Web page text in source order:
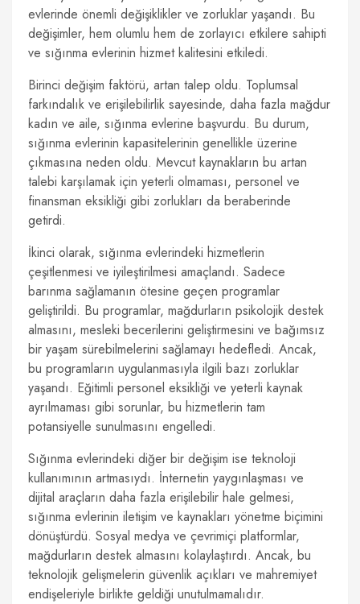
evlerinde önemli değişiklikler ve zorluklar yaşandı. Bu
değişimler, hem olumlu hem de zorlayıcı etkilere sahipti
ve sığınma evlerinin hizmet kalitesini etkiledi.
Birinci değişim faktörü, artan talep oldu. Toplumsal
farkındalık ve erişilebilirlik sayesinde, daha fazla mağdur
kadın ve aile, sığınma evlerine başvurdu. Bu durum,
sığınma evlerinin kapasitelerinin genellikle üzerine
çıkmasına neden oldu. Mevcut kaynakların bu artan
talebi karşılamak için yeterli olmaması, personel ve
finansman eksikliği gibi zorlukları da beraberinde
getirdi.
İkinci olarak, sığınma evlerindeki hizmetlerin
çeşitlenmesi ve iyileştirilmesi amaçlandı. Sadece
barınma sağlamanın ötesine geçen programlar
geliştirildi. Bu programlar, mağdurların psikolojik destek
almasını, mesleki becerilerini geliştirmesini ve bağımsız
bir yaşam sürebilmelerini sağlamayı hedefledi. Ancak,
bu programların uygulanmasıyla ilgili bazı zorluklar
yaşandı. Eğitimli personel eksikliği ve yeterli kaynak
ayrılmaması gibi sorunlar, bu hizmetlerin tam
potansiyelle sunulmasını engelledi.
Sığınma evlerindeki diğer bir değişim ise teknoloji
kullanımının artmasıydı. İnternetin yaygınlaşması ve
dijital araçların daha fazla erişilebilir hale gelmesi,
sığınma evlerinin iletişim ve kaynakları yönetme biçimini
dönüştürdü. Sosyal medya ve çevrimiçi platformlar,
mağdurların destek almasını kolaylaştırdı. Ancak, bu
teknolojik gelişmelerin güvenlik açıkları ve mahremiyet
endişeleriyle birlikte geldiği unutulmamalıdır.